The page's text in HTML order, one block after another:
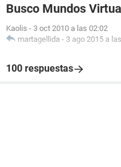
Busco Mundos
Kaolis - 3 oct 2010 a las 02:02
martagellida - 3 ago 2015 a
100 respuestas